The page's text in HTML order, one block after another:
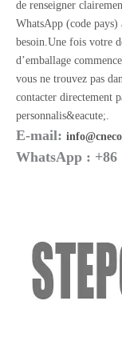
de renseigner
WhatsApp (code
besoin.Une fois votre
d’emballage
vous ne trouvez pas
contacter directement
personnalis&eacute;.
E-mail:
WhatsApp : +86